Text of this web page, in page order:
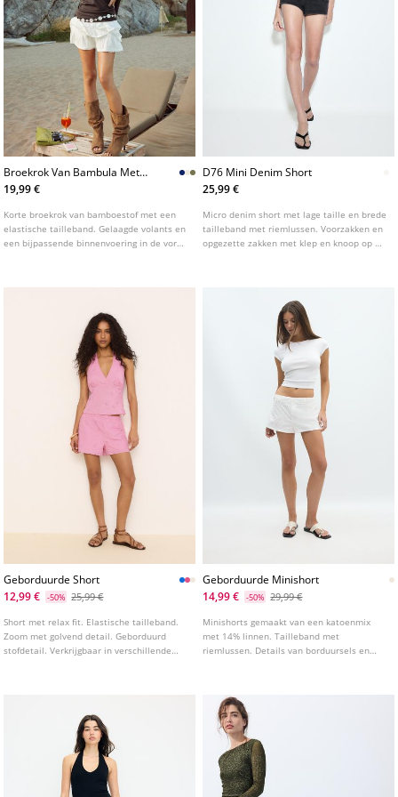
Broekrok Van Bambula Met
Volants L01261250
19,99 €
Korte broekrok van bamboestof met een
elastische tailleband. Gelaagde volants en
een bijpassende binnenvoering in de vorm
D76 Mini Denim Short
25,99 €
Micro denim short met lage taille en brede
tailleband met riemlussen. Voorzakken en
opgezette zakken met klep en knoop op de
Geborduurde Short
12,99 €
-50% 25,99 €
Short met relax fit. Elastische tailleband.
Zoom met golvend detail. Geborduurd
stofdetail. Verkrijgbaar in verschillende
Geborduurde Minishort
14,99 €
-50% 29,99 €
Minishorts gemaakt van een katoenmix
met 14% linnen. Tailleband met
riemlussen. Details van borduursels en